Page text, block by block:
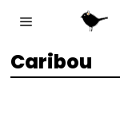
Caribou